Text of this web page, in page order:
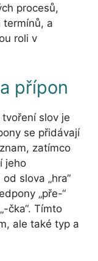
procesů,
termínů, a
roli v
přípon
slov je
se přidávají
zatímco
jeho
slova „hra“
„pře-“
čka“. Tímto
ale také typ a